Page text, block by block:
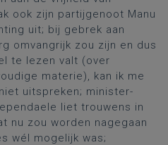
ook zijn partijgenoot Manu
uit; bij gebrek aan
omvangrijk zou zijn en dus
te lezen valt (over
materie), kan ik me
uitspreken; minister-
liet trouwens in
nu zou worden nagegaan
wél mogelijk was;